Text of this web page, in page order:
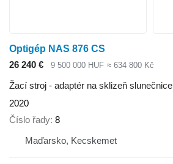
Optigép NAS 876 CS
26 240 €
9 500 000 HUF ≈ 634 800 Kč
Žací stroj - adaptér na sklizeň slunečnice
2020
Číslo řady 8
Maďarsko, Kecskemet